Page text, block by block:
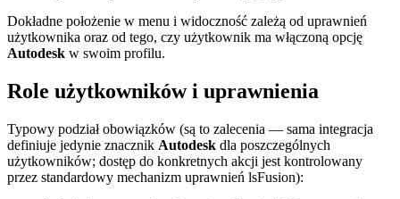
Dokładne położenie w menu i widoczność zależą od uprawnień
użytkownika oraz od tego, czy użytkownik ma włączoną opcję
Autodesk w swoim profilu.
Role użytkowników i uprawnienia
Typowy podział obowiązków (są to zalecenia — sama integracja
definiuje jedynie znacznik Autodesk dla poszczególnych
użytkowników; dostęp do konkretnych akcji jest kontrolowany
przez standardowy mechanizm uprawnień lsFusion):